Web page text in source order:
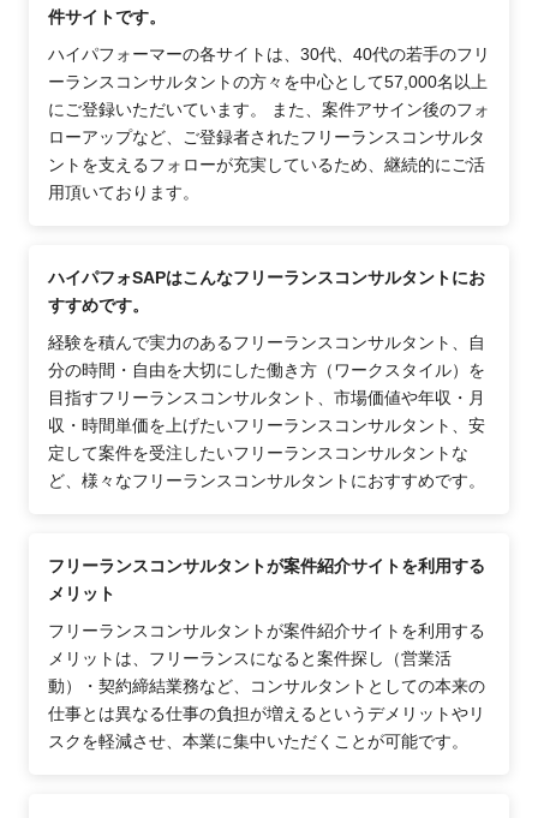
件サイトです。
ハイパフォーマーの各サイトは、30代、40代の若手のフリ
ーランスコンサルタントの方々を中心として57,000名以上
にご登録いただいています。 また、案件アサイン後のフォ
ローアップなど、ご登録者されたフリーランスコンサルタ
ントを支えるフォローが充実しているため、継続的にご活
用頂いております。
ハイパフォSAPはこんなフリーランスコンサルタントにお
すすめです。
経験を積んで実力のあるフリーランスコンサルタント、自
分の時間・自由を大切にした働き方（ワークスタイル）を
目指すフリーランスコンサルタント、市場価値や年収・月
収・時間単価を上げたいフリーランスコンサルタント、安
定して案件を受注したいフリーランスコンサルタントな
ど、様々なフリーランスコンサルタントにおすすめです。
フリーランスコンサルタントが案件紹介サイトを利用する
メリット
フリーランスコンサルタントが案件紹介サイトを利用する
メリットは、フリーランスになると案件探し（営業活
動）・契約締結業務など、コンサルタントとしての本来の
仕事とは異なる仕事の負担が増えるというデメリットやリ
スクを軽減させ、本業に集中いただくことが可能です。